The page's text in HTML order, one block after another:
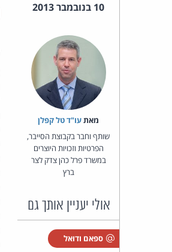
10 בנובמבר 2013
מאת‏עו"ד טל קפלן
שותף וחבר בקבוצת הסייבר,
הפרטיות וזכויות היוצרים
במשרד פרל כהן צדק לצר
ברץ
אולי יעניין אותך גם
ספאם ודואל